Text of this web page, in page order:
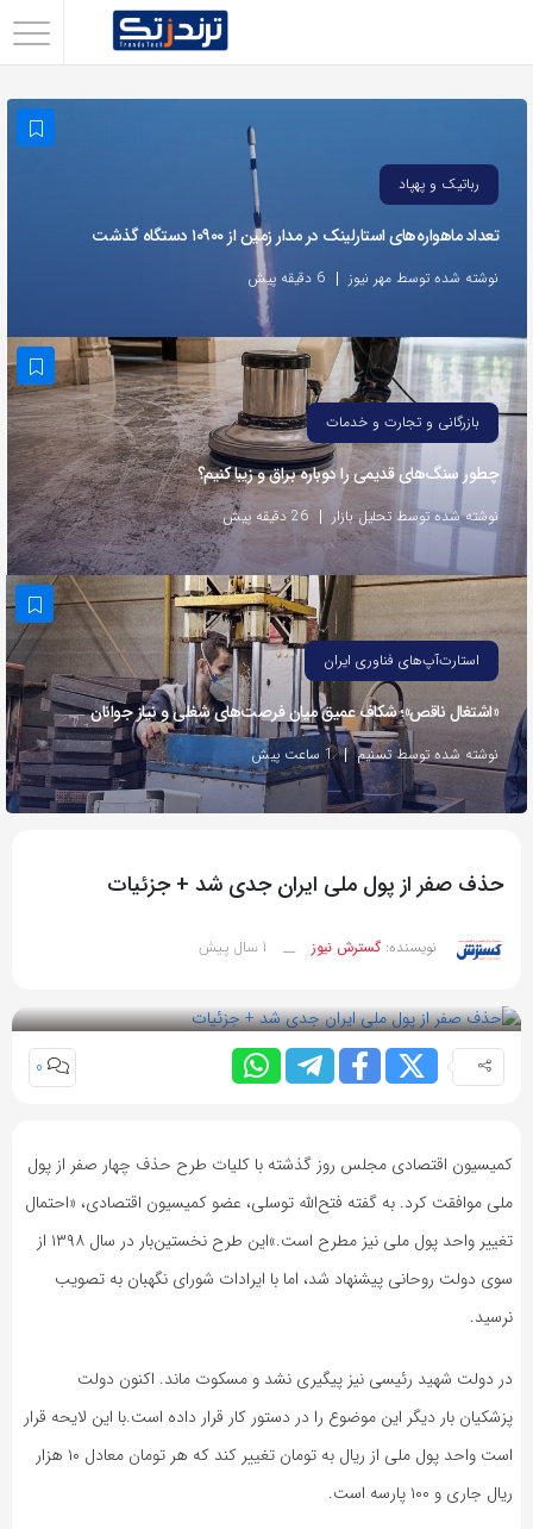
استفاده
روش‌های
زیر
این
صفحه
را
با
دوستان
خود
به
اشتراک
بگذارید.
کپی
لینک
رباتیک و پهپاد
تعداد ماهواره‌های استارلینک‌ در مدار زمین از ۱۰۹۰۰ دستگاه گذشت
نوشته شده توسط مهر نیوز 6 دقیقه پیش
بازرگانی و تجارت و خدمات
چطور سنگ‌های قدیمی را دوباره براق و زیبا کنیم؟
نوشته شده توسط تحلیل بازار 26 دقیقه پیش
استارت‌آپ‌های فناوری ایران
«اشتغال ناقص»؛ شکاف عمیق میان فرصت‌های شغلی و نیاز جوانان
نوشته شده توسط تسنیم 1 ساعت پیش
حذف صفر از پول ملی ایران جدی شد + جزئیات
نویسنده: گسترش نیوز __ 1 سال پیش
0
کمیسیون اقتصادی مجلس روز گذشته با کلیات طرح حذف چهار صفر از پول
ملی موافقت کرد. به گفته فتح‌الله توسلی، عضو کمیسیون اقتصادی، «احتمال
تغییر واحد پول ملی نیز مطرح است.»این طرح نخستین‌بار در سال ۱۳۹۸ از
سوی دولت روحانی پیشنهاد شد، اما با ایرادات شورای نگهبان به تصویب
نرسید.
در دولت شهید رئیسی نیز پیگیری نشد و مسکوت ماند. اکنون دولت
پزشکیان بار دیگر این موضوع را در دستور کار قرار داده است.با این لایحه قرار
است واحد پول ملی از ریال به تومان تغییر کند که هر تومان معادل ۱۰ هزار
ریال جاری و ۱۰۰ پارسه است.